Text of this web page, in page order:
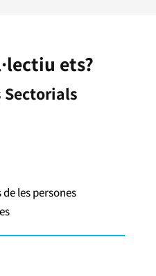
ets?
Sectorials
les persones